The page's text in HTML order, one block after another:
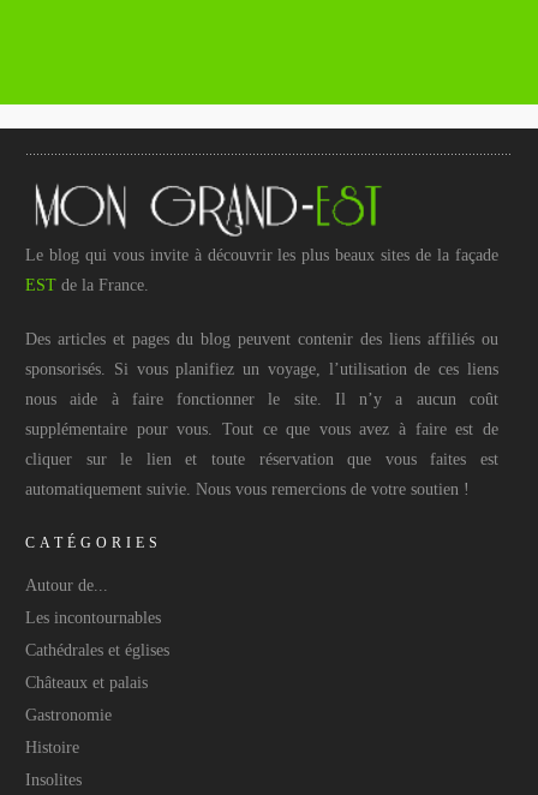
Le blog qui vous invite à découvrir les plus beaux sites de la façade
EST de la France.
Des articles et pages du blog peuvent contenir des liens affiliés ou
sponsorisés. Si vous planifiez un voyage, l’utilisation de ces liens
nous aide à faire fonctionner le site. Il n’y a aucun coût
supplémentaire pour vous. Tout ce que vous avez à faire est de
cliquer sur le lien et toute réservation que vous faites est
automatiquement suivie. Nous vous remercions de votre soutien !
CATÉGORIES
Autour de...
Les incontournables
Cathédrales et églises
Châteaux et palais
Gastronomie
Histoire
Insolites